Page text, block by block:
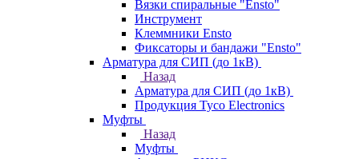
Вязки спиральные "Ensto"
Инструмент
Клеммники Ensto
Фиксаторы и бандажи "Ensto"
Арматура для СИП (до 1кВ)
Назад
Арматура для СИП (до 1кВ)
Продукция Tyco Electronics
Муфты
Назад
Муфты